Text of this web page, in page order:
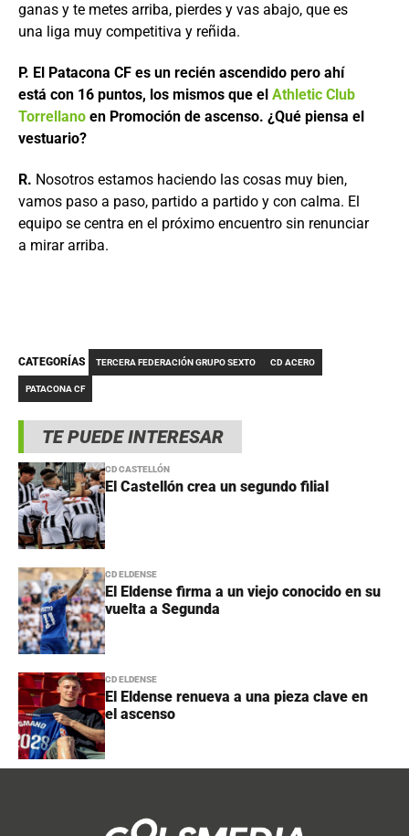
TE PUEDE INTERESAR
CD CASTELLÓN
El Castellón crea un segundo filial
CD ELDENSE
El Eldense firma a un viejo conocido en su
vuelta a Segunda
CD ELDENSE
El Eldense renueva a una pieza clave en
el ascenso
ganas y te metes arriba, pierdes y vas abajo, que es
una liga muy competitiva y reñida.
P. El Patacona CF es un recién ascendido pero ahí
está con 16 puntos, los mismos que el Athletic Club
Torrellano en Promoción de ascenso. ¿Qué piensa el
vestuario?
R. Nosotros estamos haciendo las cosas muy bien,
vamos paso a paso, partido a partido y con calma. El
equipo se centra en el próximo encuentro sin renunciar
a mirar arriba.
CATEGORÍAS TERCERA FEDERACIÓN GRUPO SEXTO CD ACERO
PATACONA CF